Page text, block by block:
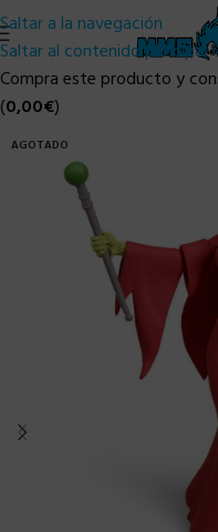
Saltar a la navegación
Saltar al contenido principal
Compra este producto y
(0,00€)
AGOTADO